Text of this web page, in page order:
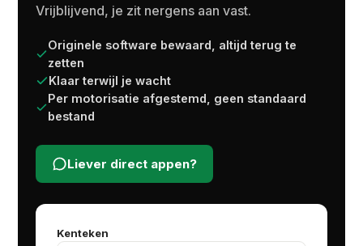
Vrijblijvend, je zit nergens aan vast.
Originele software bewaard, altijd terug te
zetten
Klaar terwijl je wacht
Per motorisatie afgestemd, geen standaard
bestand
Liever direct appen?
Kenteken